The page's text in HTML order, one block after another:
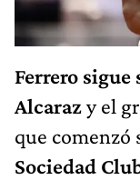
Ferrero sigue
Alcarazy el
que comenzó
Sociedad